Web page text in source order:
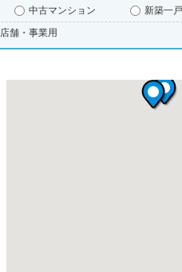
中古マンション
新築一
店舗・事業用